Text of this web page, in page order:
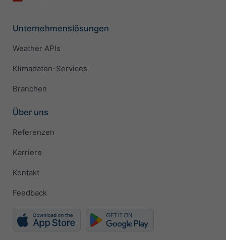
Unternehmenslösungen
Weather APIs
Klimadaten-Services
Branchen
Über uns
Referenzen
Karriere
Kontakt
Feedback